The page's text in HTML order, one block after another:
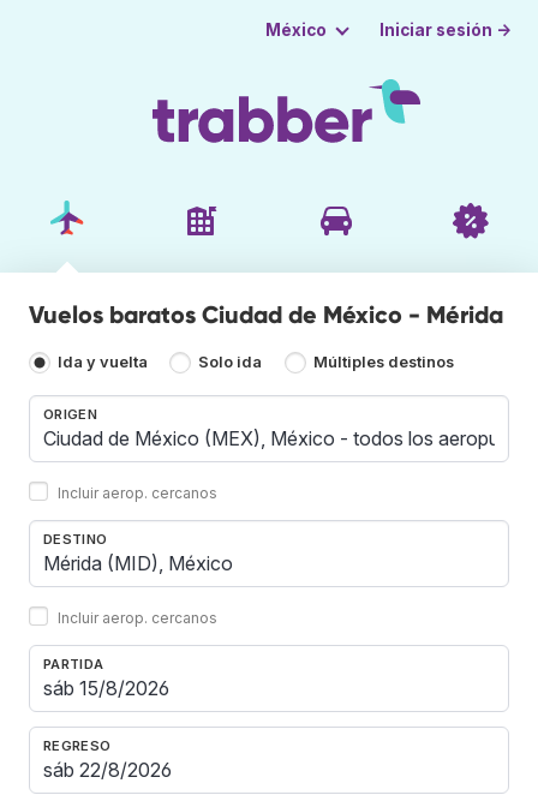
México Iniciar sesión →
Vuelos baratos Ciudad de México - Mérida
Ida y vuelta Solo ida Múltiples destinos
ORIGEN
Incluir aerop. cercanos
DESTINO
Incluir aerop. cercanos
PARTIDA
REGRESO